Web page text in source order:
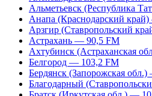
Альметьевск (Республика
Анапа (Краснодарский
Арзгир (Ставропольский
Астрахань — 90,5 FM
Ахтубинск (Астраханская
Белгород — 103,2 FM
Бердянск (Запорожская
Благодарный